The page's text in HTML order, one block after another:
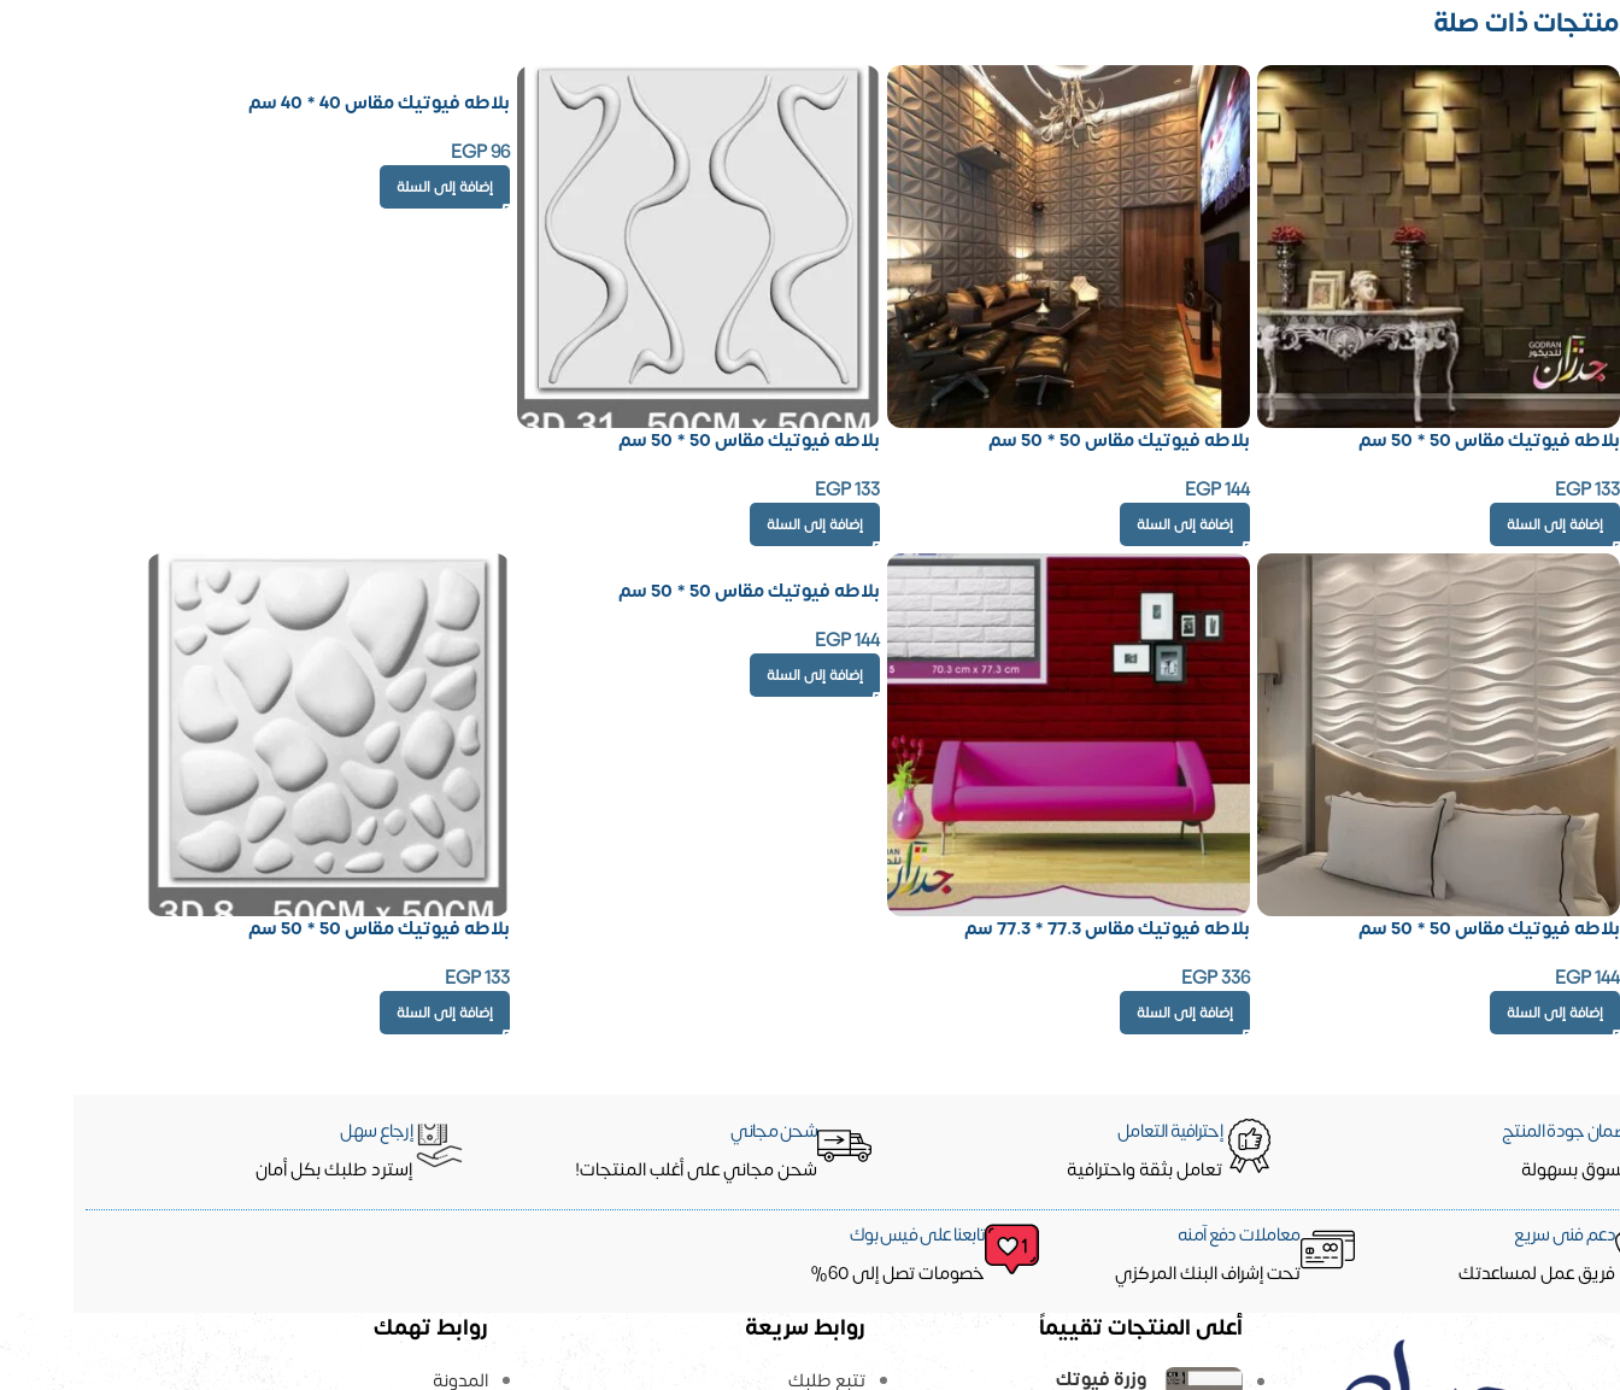
منتجات ذات صلة
بلاطه فيوتيك مقاس 50 * 50 سم
EGP133
إضافة إلى السلة
بلاطه فيوتيك مقاس 50 * 50 سم
EGP144
إضافة إلى السلة
بلاطه فيوتيك مقاس 50 * 50 سم
EGP133
إضافة إلى السلة
بلاطه فيوتيك مقاس 40 * 40 سم
EGP96
إضافة إلى السلة
بلاطه فيوتيك مقاس 50 * 50 سم
EGP144
إضافة إلى السلة
بلاطه فيوتيك مقاس 77.3 * 77.3 سم
EGP336
إضافة إلى السلة
بلاطه فيوتيك مقاس 50 * 50 سم
EGP144
إضافة إلى السلة
بلاطه فيوتيك مقاس 50 * 50 سم
EGP133
إضافة إلى السلة
جودة المنتج
بسهولة
إحترافية التعامل
تعامل بثقة واحترافية
شحن مجاني
شحن مجاني على أغلب المنتجات!
إرجاع سهل
إسترد طلبك بكل أمان
دعم فنى سريع
فريق عمل لمساعدتك
معاملات دفع آمنه
تحت إشراف البنك المركزي
تابعنا على فيس بوك
خصومات تصل إلى 60%
أعلى المنتجات تقييماً
وزرة فيوتك
روابط سريعة
تتبع طلبك
روابط تهمك
المدونة